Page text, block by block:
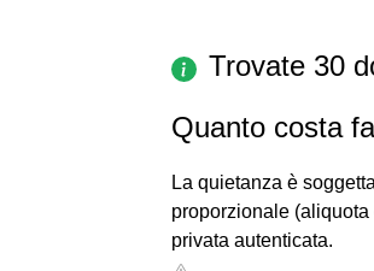
Trovate 30
Quanto costa
La quietanza è
proporzionale
privata autenticata.